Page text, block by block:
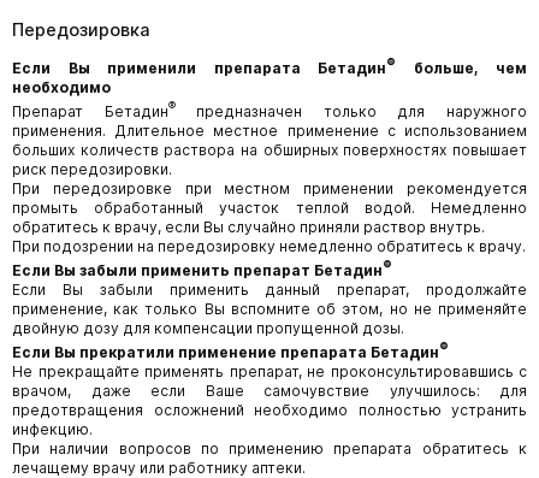
Передозировка
Если Вы применили препарата Бетадин®
больше, чем
необходимо
Препарат Бетадин®предназначен только для наружного
применения. Длительное местное применение с использованием
больших количеств раствора на обширных поверхностях повышает
риск передозировки.
При передозировке при местном применении рекомендуется
промыть обработанный участок теплой водой. Немедленно
обратитесь к врачу, если Вы случайно приняли раствор внутрь.
При подозрении на передозировку немедленно обратитесь к врачу.
Если Вы забыли применить препарат Бетадин®
Если Вы забыли применить данный препарат, продолжайте
применение, как только Вы вспомните об этом, но не применяйте
двойную дозу для компенсации пропущенной дозы.
Если Вы прекратили применение препарата Бетадин®
Не прекращайте применять препарат, не проконсультировавшись с
врачом, даже если Ваше самочувствие улучшилось: для
предотвращения осложнений необходимо полностью устранить
инфекцию.
При наличии вопросов по применению препарата обратитесь к
лечащему врачу или работнику аптеки.